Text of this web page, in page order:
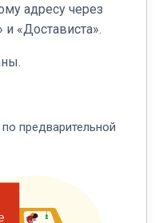
адресу через
«Достависта».
предварительной